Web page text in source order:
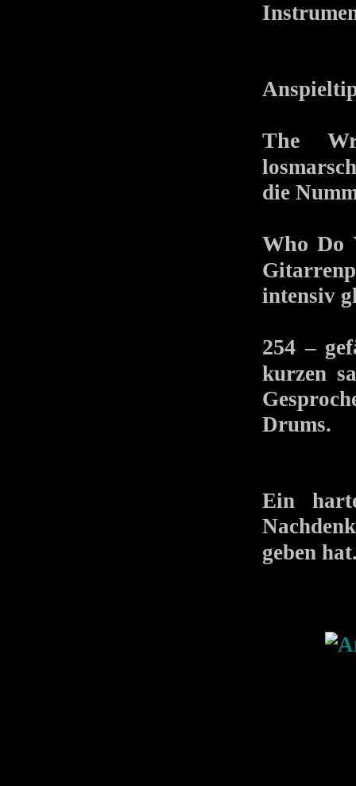
The
die
Who Do
intensiv
254 –
kurzen
Drums.
Ein
geben